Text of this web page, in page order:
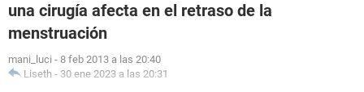
una cirugía afecta en el retraso de la
menstruación
mani_luci - 8 feb 2013 a las 20:40
Liseth - 30 ene 2023 a las 20:31